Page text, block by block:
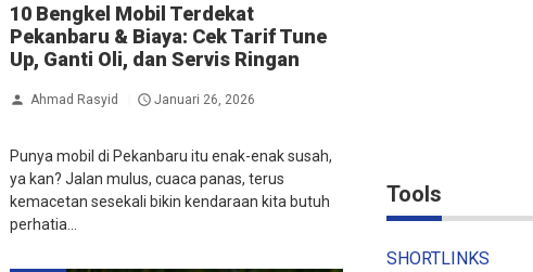
10 Bengkel Mobil Terdekat
Pekanbaru & Biaya: Cek Tarif Tune
Up, Ganti Oli, dan Servis Ringan
Ahmad Rasyid Januari 26, 2026
Punya mobil di Pekanbaru itu enak-enak susah,
ya kan? Jalan mulus, cuaca panas, terus
kemacetan sesekali bikin kendaraan kita butuh
perhatia...
Tools
SHORTLINKS